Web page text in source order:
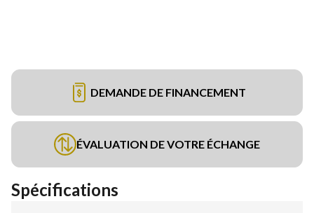
DEMANDE DE FINANCEMENT
ÉVALUATION DE VOTRE ÉCHANGE
Spécifications